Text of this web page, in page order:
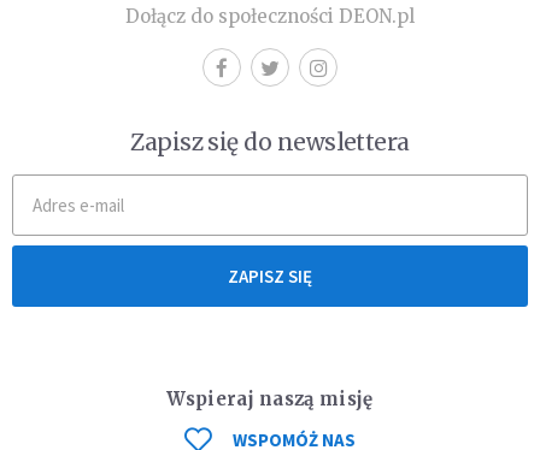
Dołącz do społeczności DEON.pl
Zapisz się do newslettera
ZAPISZ SIĘ
Wspieraj naszą misję
WSPOMÓŻ NAS